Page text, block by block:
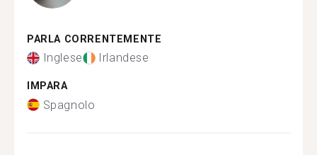
PARLA CORRENTEMENTE
Inglese Irlandese
IMPARA
Spagnolo